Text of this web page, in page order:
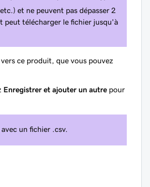
et ne peuvent pas dépasser 2
peut télécharger le fichier jusqu'à
ce produit, que vous pouvez
Enregistrer et ajouter un autre pour
un fichier .csv.